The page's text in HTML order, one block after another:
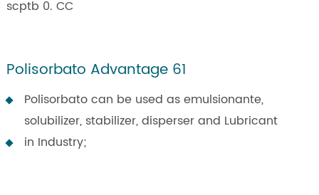
scptb 0. CC
Polisorbato Advantage 61
Polisorbato can be used as emulsionante,
solubilizer, stabilizer, disperser and Lubricant
in Industry;